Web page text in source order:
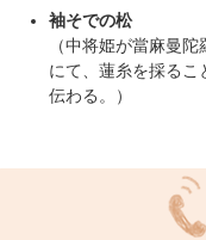
袖そでの松
（中将姫が當麻曼
にて、蓮糸を採るこ
伝わる。）